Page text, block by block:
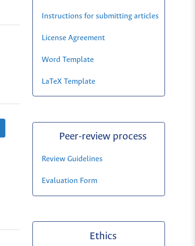
Instructions for submitting articles
License Agreement
Word Template
LaTeX Template
Peer-review process
Review Guidelines
Evaluation Form
Ethics